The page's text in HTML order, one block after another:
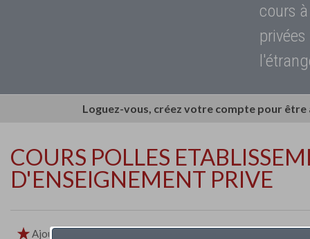
cours
Loguez-vous, créez votre compte pour
COURS POLLES
D'ENSEIGNEMENT PRIVE
Ajouter aux favoris